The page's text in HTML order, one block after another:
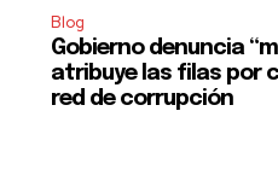
Blog
Gobierno denuncia
atribuye las filas por
red de corrupción